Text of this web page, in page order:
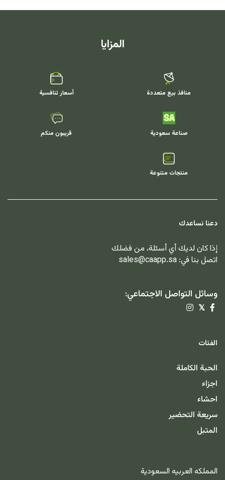
المزايا
منافذ بيع متعددة أسعار تنافسية
صناعة سعودية قريبون منكم
منتجات متنوعة
دعنا نساعدك
إذا كان لديك أي أسئلة، من فضلك
اتصل بنا في: sales@caapp.sa
وسائل التواصل الاجتماعي:
𝕏
الفئات
الحبة الكاملة
اجزاء
احشاء
سريعة التحضير
المتبل
المملكه العربيه السعودية